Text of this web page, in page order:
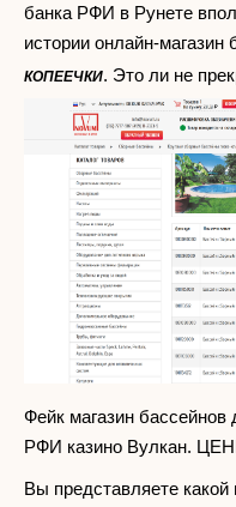
банка РФИ в Рунете
истории онлайн-магазин
КОПЕЕЧКИ. Это ли не
Фейк магазин
РФИ казино Вулкан.
Вы представляете какой